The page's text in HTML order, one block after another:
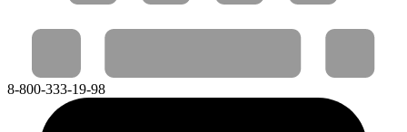
8-800-333-19-98